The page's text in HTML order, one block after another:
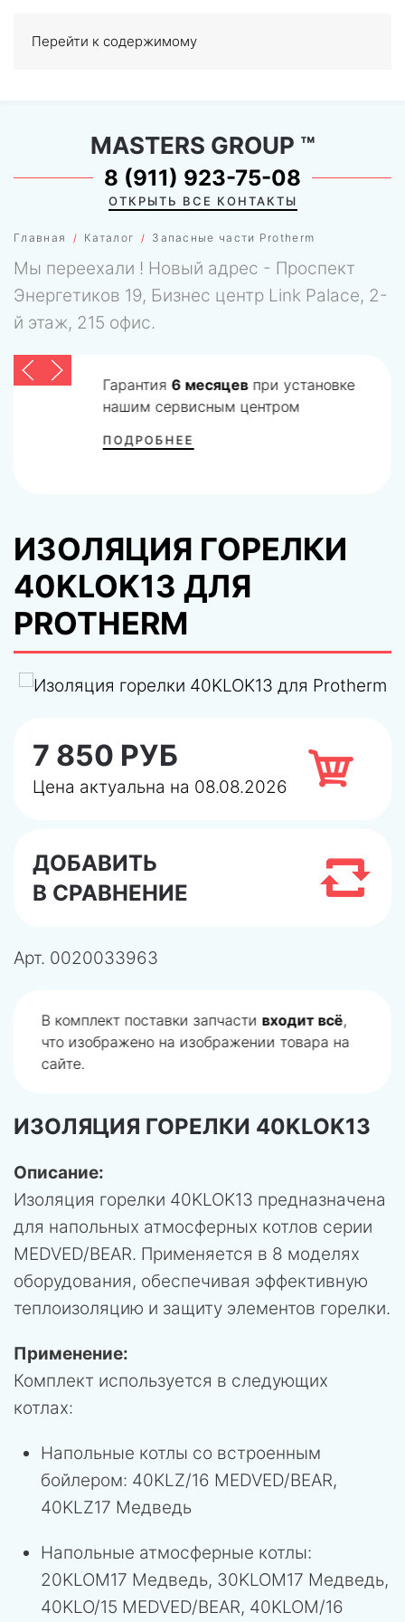
Перейти к содержимому
0
Главная Каталог Запасные части Protherm
MASTERS GROUP ™
8 (911) 923-75-08
ОТКРЫТЬ ВСЕ КОНТАКТЫ
Мы переехали ! Новый адрес - Проспект
Энергетиков 19, Бизнес центр Link Palace, 2-
й этаж, 215 офис.
Гарантия 6 месяцевпри установке
нашим сервисным центром
ПОДРОБНЕЕ
ИЗОЛЯЦИЯ ГОРЕЛКИ
40KLOK13 ДЛЯ
PROTHERM
7 850 РУБ
Цена актуальна на 08.08.2026
ДОБАВИТЬ
В СРАВНЕНИЕ
Арт. 0020033963
В комплект поставки запчасти входит всё,
что изображено на изображении товара на
сайте.
ИЗОЛЯЦИЯ ГОРЕЛКИ 40KLOK13
Описание:
Изоляция горелки 40KLOK13 предназначена
для напольных атмосферных котлов серии
MEDVED/BEAR. Применяется в 8 моделях
оборудования, обеспечивая эффективную
теплоизоляцию и защиту элементов горелки.
Применение:
Комплект используется в следующих
котлах:
Напольные котлы со встроенным
бойлером: 40KLZ/16 MEDVED/BEAR,
40KLZ17 Медведь
Напольные атмосферные котлы:
20KLOM17 Медведь, 30KLOM17 Медведь,
40KLO/15 MEDVED/BEAR, 40KLOM/16